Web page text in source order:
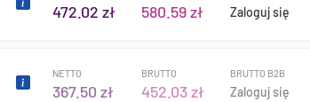
472.02 zł 580.59 zł Zaloguj się
NETTO
367.50 zł
BRUTTO
452.03 zł
BRUTTO B2B
Zaloguj się